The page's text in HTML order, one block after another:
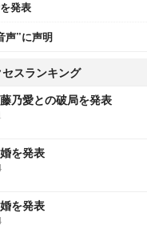
発表
声”に声明
スランキング
乃愛との破局を発表
を発表
を発表